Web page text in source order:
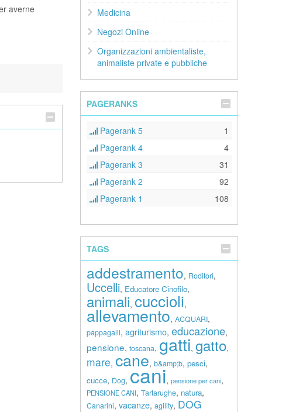
averne
Medicina
Negozi Online
Organizzazioni ambientaliste,
animaliste private e pubbliche
PAGERANKS
Pagerank 5
1
Pagerank 4
4
Pagerank 3
31
Pagerank 2
92
Pagerank 1
108
TAGS
addestramento, Roditori,
Uccelli, Educatore Cinofilo,
animali, cuccioli,
allevamento, ACQUARI,
pappagalli, agriturismo, educazione,
pensione, toscana, gatti, gatto,
mare, cane, b&amp;b, pesci,
cucce, Dog, cani, pensione per cani,
PENSIONE CANI, Tartarughe, natura,
Canarini, vacanze, agility, DOG